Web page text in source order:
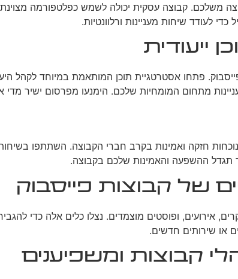
משלכם. קבוצה עסקית יכולה לשמש כפלטפורמה מצוינת
לעודד שיחות מעניינות ורלוונטיות.
ייעודית
פתחו אסטרטגיית תוכן המותאמת במיוחד לקהל
מתחום המומחיות שלכם. הימנעו מפרסום ישיר
חזקה ואמינות בקרב חברי הקבוצה. השתתפו
תגדל ההשפעה והאמינות שלכם בקבוצה.
של קבוצות פייסבוק
סקרים, אירועים, ופוסטים מוצמדים. נצלו כלים אלה
או שירותים חדשים.
קבוצות ומשפיענים